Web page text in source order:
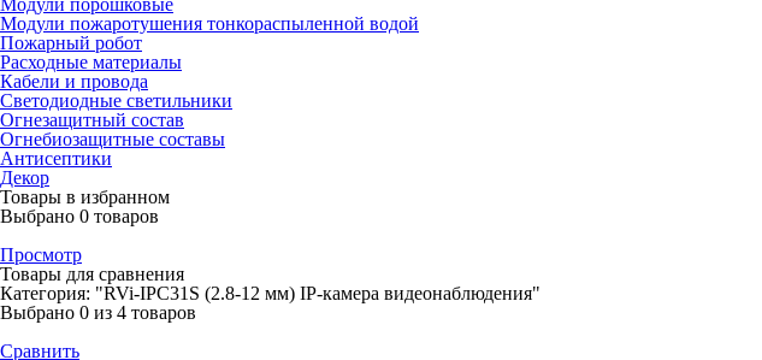
Модули порошковые
Модули пожаротушения тонкораспыленной водой
Пожарный робот
Расходные материалы
Кабели и провода
Светодиодные светильники
Огнезащитный состав
Огнебиозащитные составы
Антисептики
Декор
Товары в избранном
Выбрано 0 товаров
Просмотр
Товары для сравнения
Категория: "RVi-IPC31S (2.8-12 мм) IP-камера видеонаблюдения"
Выбрано 0 из 4 товаров
Сравнить